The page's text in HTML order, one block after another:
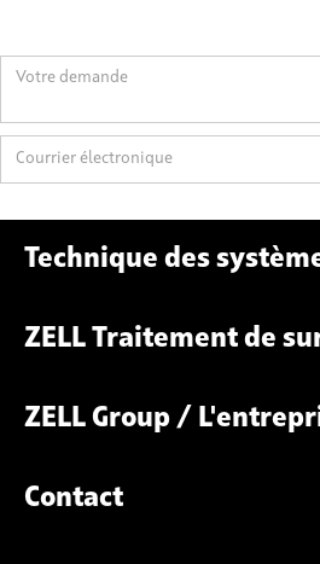
Technique des
ZELL Traitement de
ZELL Group /
Contact